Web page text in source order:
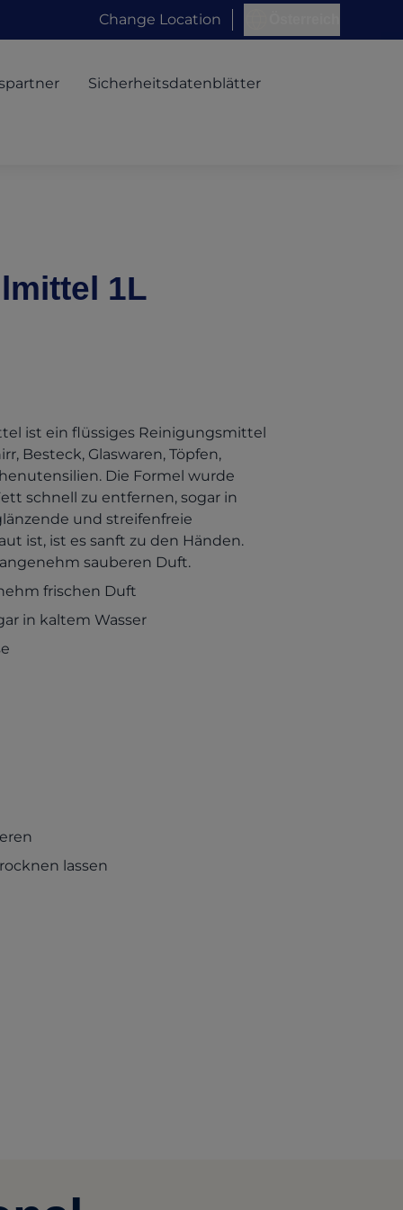
Change Location
Sicherheitsdatenblätter
1L
ist ein flüssiges Reinigungsmittel
Besteck, Glaswaren, Töpfen,
Die Formel wurde
schnell zu entfernen, sogar in
und streifenfreie
ist, ist es sanft zu den Händen.
sauberen Duft.
frischen Duft
in kaltem Wasser
lassen